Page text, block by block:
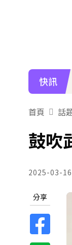
快訊
首頁 話
鼓吹
2025-03-16
分享